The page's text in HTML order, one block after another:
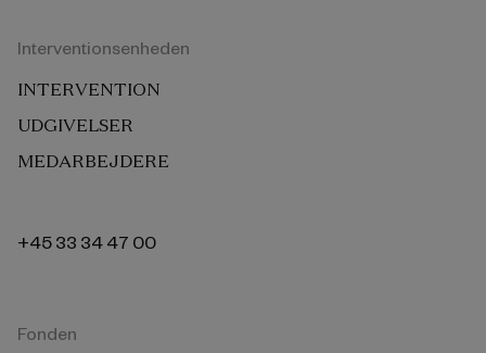
Interventionsenheden
INTERVENTION
UDGIVELSER
MEDARBEJDERE
+45 33 34 47 00
Fonden